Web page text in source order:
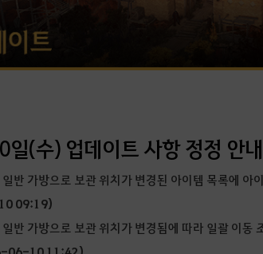
일(수) 업데이트 사항 정정 안내
반 가방으로 보관 위치가 변경된 아이템 목록에 아
09:19)
반 가방으로 보관 위치가 변경됨에 따라 일괄 이